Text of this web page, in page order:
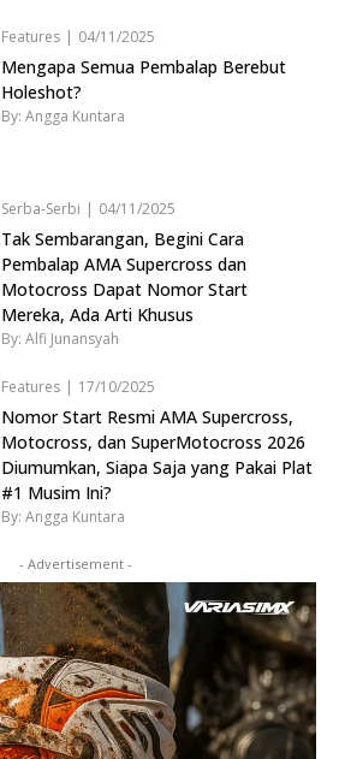
Features | 04/11/2025
Mengapa Semua Pembalap Berebut
Holeshot?
By: Angga Kuntara
Serba-Serbi | 04/11/2025
Tak Sembarangan, Begini Cara
Pembalap AMA Supercross dan
Motocross Dapat Nomor Start
Mereka, Ada Arti Khusus
By: Alfi Junansyah
Features | 17/10/2025
Nomor Start Resmi AMA Supercross,
Motocross, dan SuperMotocross 2026
Diumumkan, Siapa Saja yang Pakai Plat
#1 Musim Ini?
By: Angga Kuntara
- Advertisement -